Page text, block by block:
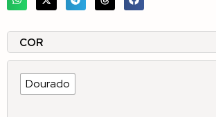
COR
Dourado